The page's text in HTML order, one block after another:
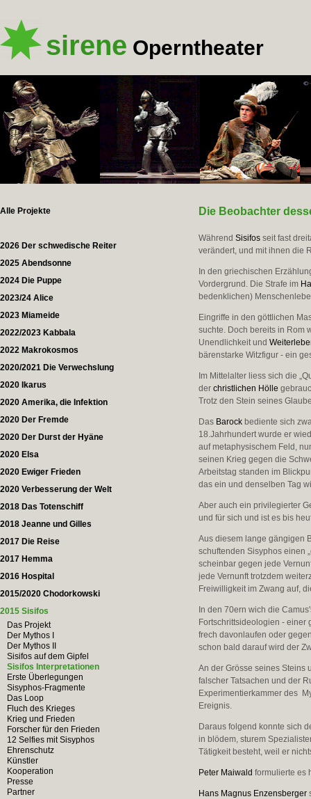
sirene Operntheater
Alle Projekte
2026 Der schwedische Reiter
2025 Abendsonne
2024 Die Puppe
2023/24 Alice
2023 Miameide
2022/2023 Kabbala
2022 Makrokosmos
2020/2021 Die Verwechslung
2020 Ikarus
2020 Amerika, die Infektion
2020 Der Fremde
2020 Der Durst der Hyäne
2020 Elsa
2020 Ewiger Frieden
2020 Verbesserung der Welt
2018 Das Totenschiff
2018 Jeanne und Gilles
2017 Die Reise
2017 Hemma
2016 Hospital
2015/2020 Chodorkowski
2015 Sisifos
Das Projekt
Der Mythos I
Der Mythos II
Sisifos auf dem Gipfel
Sisifos Interpretationen
Erste Überlegungen
Sisyphos-Fragmente
Das Loop
Fluch des Krieges
Krieg und Frieden
Forscher für den Frieden
12 Selfies mit Sisyphos
Ehrenschutz
Künstler
Kooperation
Presse
Partner
Die Beobachter
WährendSisifos seit fast
verändert, und mit ihnen die
In den griechischen
Vordergrund. Die Strafe im
bedenklichen)
Eingriffe in den göttlichen
suchte. Doch bereits in Rom
Unendlichkeit und
bärenstarke Witzfigur - ein
Im Mittelalter liess sich die
derchristlichen Hölle
Trotz den Stein seines
Das Barock bediente sich
18.Jahrhundert wurde er
auf metaphysischem Feld,
seinen Krieg gegen die
Arbeitstag standen im
das ein und denselben Tag
Aber auch ein privilegierter
und für sich und ist es bis
Aus diesem lange gängigen
schuftenden Sisyphos einen
scheinbar gegen jede
jede Vernunft trotzdem
Freiwilligkeit im Zwang auf,
In den 70ern wich die
Fortschrittsideologien - einer
frech davonlaufen oder
schon bald darauf wird der
An der Grösse seines Steins
falscher Tatsachen und der
Experimentierkammer des
Ereignis.
Daraus folgend konnte sich
in blödem, sturem
Tätigkeit besteht, weil er
Peter Maiwald formulierte es
Hans Magnus Enzensberger